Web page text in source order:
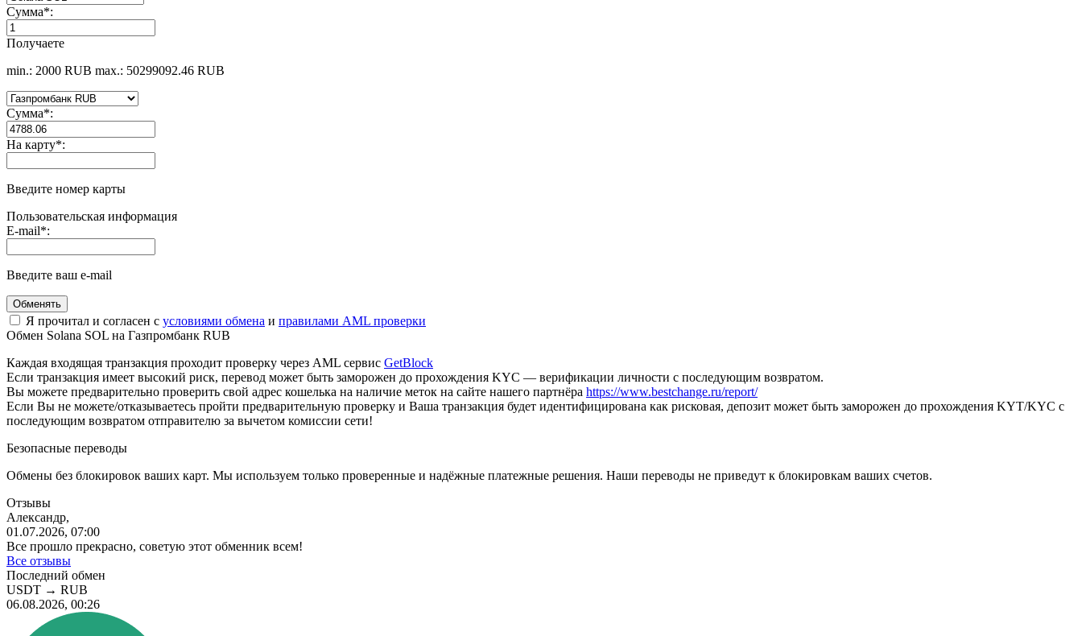
Сумма*:
Получаете
min.: 2000 RUB max.: 50299092.46 RUB
Сумма*:
На карту*:
Введите номер карты
Пользовательская информация
E-mail*:
Введите ваш e-mail
Я прочитал и согласен с условиями обмена и правилами AML проверки
Обмен Solana SOL на Газпромбанк RUB
Каждая входящая транзакция проходит проверку через AML сервис GetBlock
Если транзакция имеет высокий риск, перевод может быть заморожен до прохождения KYC — верификации личности с последующим возвратом.
Вы можете предварительно проверить свой адрес кошелька на наличие меток на сайте нашего партнёра https://www.bestchange.ru/report/
Eсли Вы не можете/отказываетесь пройти предварительную проверку и Ваша транзакция будет идентифицирована как рисковая, депозит может быть заморожен до прохождения KYT/KYC с
последующим возвратом отправителю за вычетом комиссии сети!
Безопасные переводы
Обмены без блокировок ваших карт. Мы используем только проверенные и надёжные платежные решения. Наши переводы не приведут к блокировкам ваших счетов.
Отзывы
Александр,
01.07.2026, 07:00
Все прошло прекрасно, советую этот обменник всем!
Все отзывы
Последний обмен
USDT → RUB
06.08.2026, 00:26